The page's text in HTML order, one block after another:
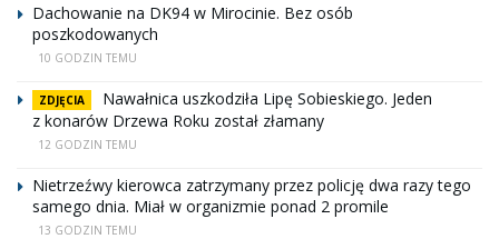
Dachowanie na DK94 w Mirocinie. Bez osób
poszkodowanych
10 GODZIN TEMU
ZDJĘCIA
Nawałnica uszkodziła Lipę Sobieskiego. Jeden
z konarów Drzewa Roku został złamany
12 GODZIN TEMU
Nietrzeźwy kierowca zatrzymany przez policję dwa razy tego
samego dnia. Miał w organizmie ponad 2 promile
13 GODZIN TEMU